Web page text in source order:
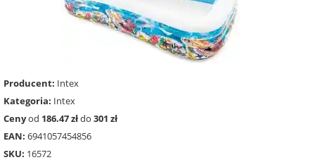
Producent: Intex
Kategoria: Intex
Cenyod 186.47 złdo 301 zł
EAN: 6941057454856
SKU: 16572